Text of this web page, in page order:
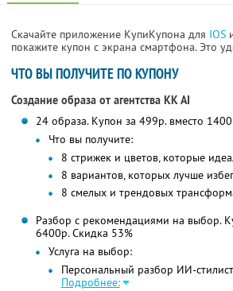
Скачайте приложение КупиКупона для IOS
покажите купон с экрана смартфона. Это
ЧТО ВЫ ПОЛУЧИТЕ ПО КУПОНУ
Создание образа от агентства KK AI
24 образа. Купон за 499р. вместо
Что вы получите:
8 стрижек и цветов, которые
8 вариантов, которых лучше
8 смелых и трендовых
Разбор с рекомендациями на выбор.
6400р. Скидка 53%
Услуга на выбор:
Персональный разбор ИИ-
Подробнее: